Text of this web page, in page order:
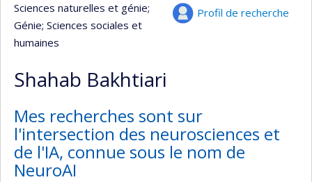
Profil de recherche
Sciences naturelles et génie;
Génie; Sciences sociales et
humaines
Shahab Bakhtiari
Mes recherches sont sur
l'intersection des neurosciences et
de l'IA, connue sous le nom de
NeuroAI